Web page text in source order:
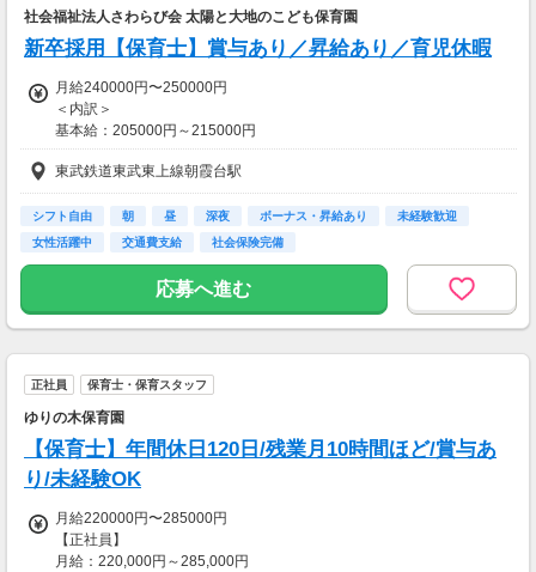
【交通費】
社会福祉法人さわらび会 太陽と大地のこども保育園
新卒採用【保育士】賞与あり／昇給あり／育児休暇
月給240000円〜250000円
＜内訳＞
基本給：205000円～215000円
処遇改善手当：35000円
■経験により応相談
■昇給あり
■賞与年2回
提携物件：30000円
他物件事業所より2km未満：20000円
他物件事業所より2km以上：5000円
一部支給
東武鉄道東武東上線朝霞台駅
シフト自由 朝 昼 深夜 ボーナス・昇給あり
未経験歓迎
女性活躍中
交通費支給 社会保険完備
応募へ進む
正社員 保育士・保育スタッフ
ゆりの木保育園
【保育士】年間休日120日/残業月10時間ほど/賞与あ
り/未経験OK
月給220000円〜285000円
【正社員】
月給：220,000円～285,000円